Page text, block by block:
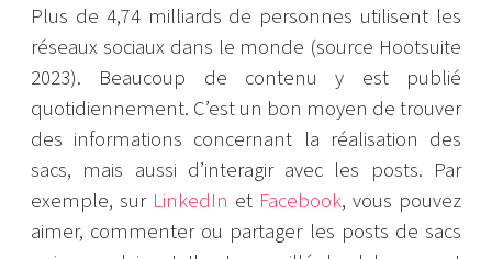
Plus de 4,74 milliards de personnes utilisent les
réseaux sociaux dans le monde (source Hootsuite
2023). Beaucoup de contenu y est publié
quotidiennement. C’est un bon moyen de trouver
des informations concernant la réalisation des
sacs, mais aussi d’interagir avec les posts. Par
exemple, sur LinkedIn et Facebook, vous pouvez
aimer, commenter ou partager les posts de sacs